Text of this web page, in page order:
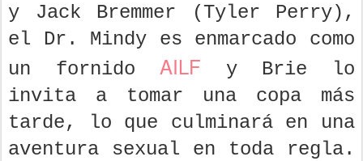
y Jack Bremmer (Tyler Perry),
el Dr. Mindy es enmarcado como
un fornidoAILF y Brie lo
invita a tomar una copa más
tarde, lo que culminará en una
aventura sexual en toda regla.